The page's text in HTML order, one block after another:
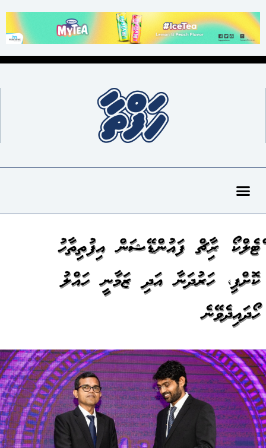
ސްޓެލްކޯ ރިސާޗް ފައުންޑޭޝަން އިފުތިތާހު
ކޮށްފި، ހަރުދަނާ އަދި ޒަމާނީ ހައްލު
ހޯދައިދެވޭނެ